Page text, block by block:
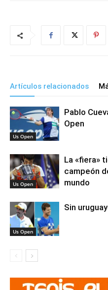
Artículos relacionados
Us Open
Pablo
Open
Us Open
La «fiera»
campeón
mundo
Us Open
Sin